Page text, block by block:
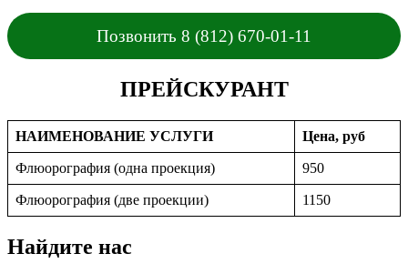
Позвонить 8 (812) 670-01-11
ПРЕЙСКУРАНТ
НАИМЕНОВАНИЕ УСЛУГИ Цена, руб
Флюорография (одна проекция) 950
Флюорография (две проекции) 1150
Найдите нас